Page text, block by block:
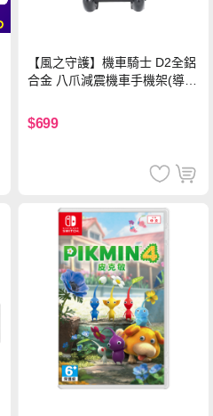
【風之守護】機車騎士 D2全鋁
合金 八爪減震機車手機架(導航
族)
$699